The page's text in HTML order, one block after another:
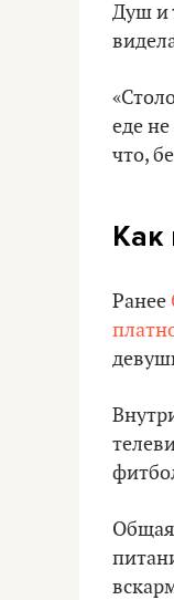
Душ и
еде
что,
Как
Ранее
Общая